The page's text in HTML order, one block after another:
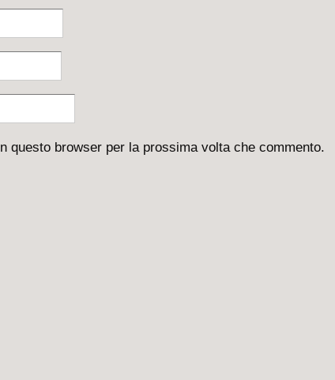
questo browser per la prossima volta che commento.